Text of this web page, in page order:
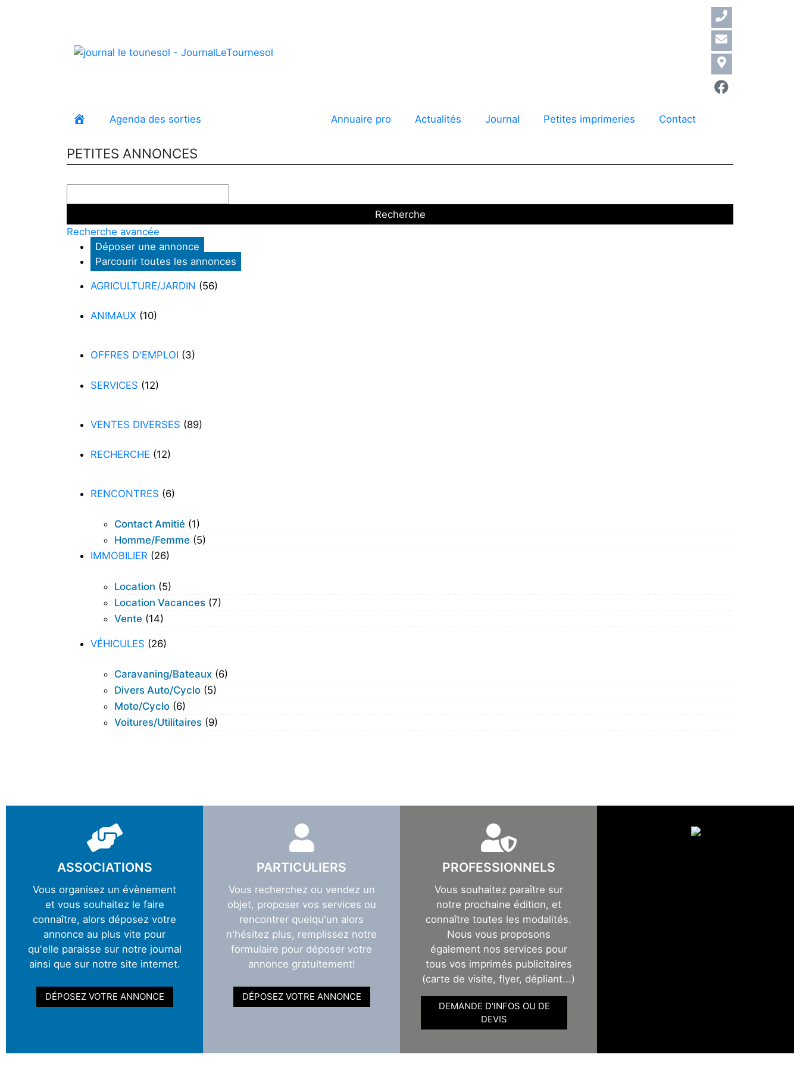
Accueil Agenda des sorties Annuaire pro Actualités Journal Petites imprimeries Contact
PETITES ANNONCES
Recherche avancée
Déposer une annonce
Parcourir toutes les annonces
AGRICULTURE/JARDIN (56)
ANIMAUX (10)
OFFRES D'EMPLOI (3)
SERVICES (12)
VENTES DIVERSES (89)
RECHERCHE (12)
RENCONTRES (6)
Contact Amitié (1)
Homme/femme (5)
IMMOBILIER (26)
Location (5)
Location Vacances (7)
Vente (14)
VÉHICULES (26)
Caravaning/bateaux (6)
Divers Auto/cyclo (5)
Moto/cyclo (6)
Voitures/utilitaires (9)
ASSOCIATIONS
Vous organisez un évènement
et vous souhaitez le faire
connaître, alors déposez votre
annonce au plus vite pour
qu'elle paraisse sur notre journal
ainsi que sur notre site internet.
DÉPOSEZ VOTRE ANNONCE
PARTICULIERS
Vous recherchez ou vendez un
objet, proposer vos services ou
rencontrer quelqu'un alors
n'hésitez plus, remplissez notre
formulaire pour déposer votre
annonce gratuitement!
DÉPOSEZ VOTRE ANNONCE
PROFESSIONNELS
Vous souhaitez paraître sur
notre prochaine édition, et
connaître toutes les modalités.
Nous vous proposons
également nos services pour
tous vos imprimés publicitaires
(carte de visite, flyer, dépliant...)
DEMANDE D'INFOS OU DE
DEVIS